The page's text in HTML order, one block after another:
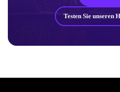
Testen Sie unseren